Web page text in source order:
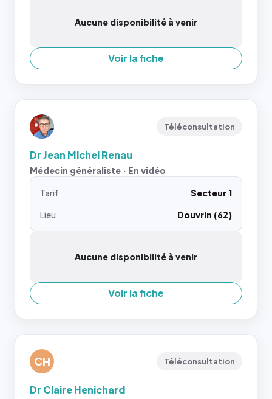
Aucune disponibilité à venir
Voir la fiche
Téléconsultation
Dr Jean Michel Renau
Médecin généraliste · En vidéo
Tarif
Secteur 1
Lieu
Douvrin (62)
Aucune disponibilité à venir
Voir la fiche
CH Téléconsultation
Dr Claire Henichard